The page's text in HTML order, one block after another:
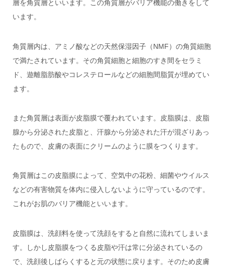
層を角質層といいます。この角質層がバリア機能の働きをして
います。
角質層内は、アミノ酸などの天然保湿因子（NMF）の角質細胞
で満たされています。その角質細胞と細胞のすき間をセラミ
ド、遊離脂肪酸やコレステロールなどの細胞間脂質が埋めてい
ます。
また角質層は表面が皮脂膜で覆われています。皮脂膜は、皮脂
腺から分泌された皮脂と、汗腺から分泌された汗が混ざりあっ
たもので、皮膚の表面にクリームのように膜をつくります。
角質層はこの皮脂膜によって、空気中の花粉、細菌やウイルス
などの有害物質を体内に侵入しないように守っているのです。
これがお肌のバリア機能といいます。
皮脂膜は、洗顔料を使って洗顔をすると自然に流れてしまいま
す。しかし皮脂膜をつくる皮脂や汗は常に分泌されているの
で、洗顔後しばらくすると元の状態に戻ります。そのため皮膚